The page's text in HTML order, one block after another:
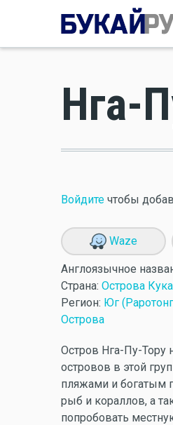
Нга-
Войдите чтобы
Waze
Англоязычное
Страна: Острова Кука
Регион: Юг
Острова
Остров Нга-Пу-Тору
островов в этой
пляжами и богатым
рыб и кораллов, а
попробовать